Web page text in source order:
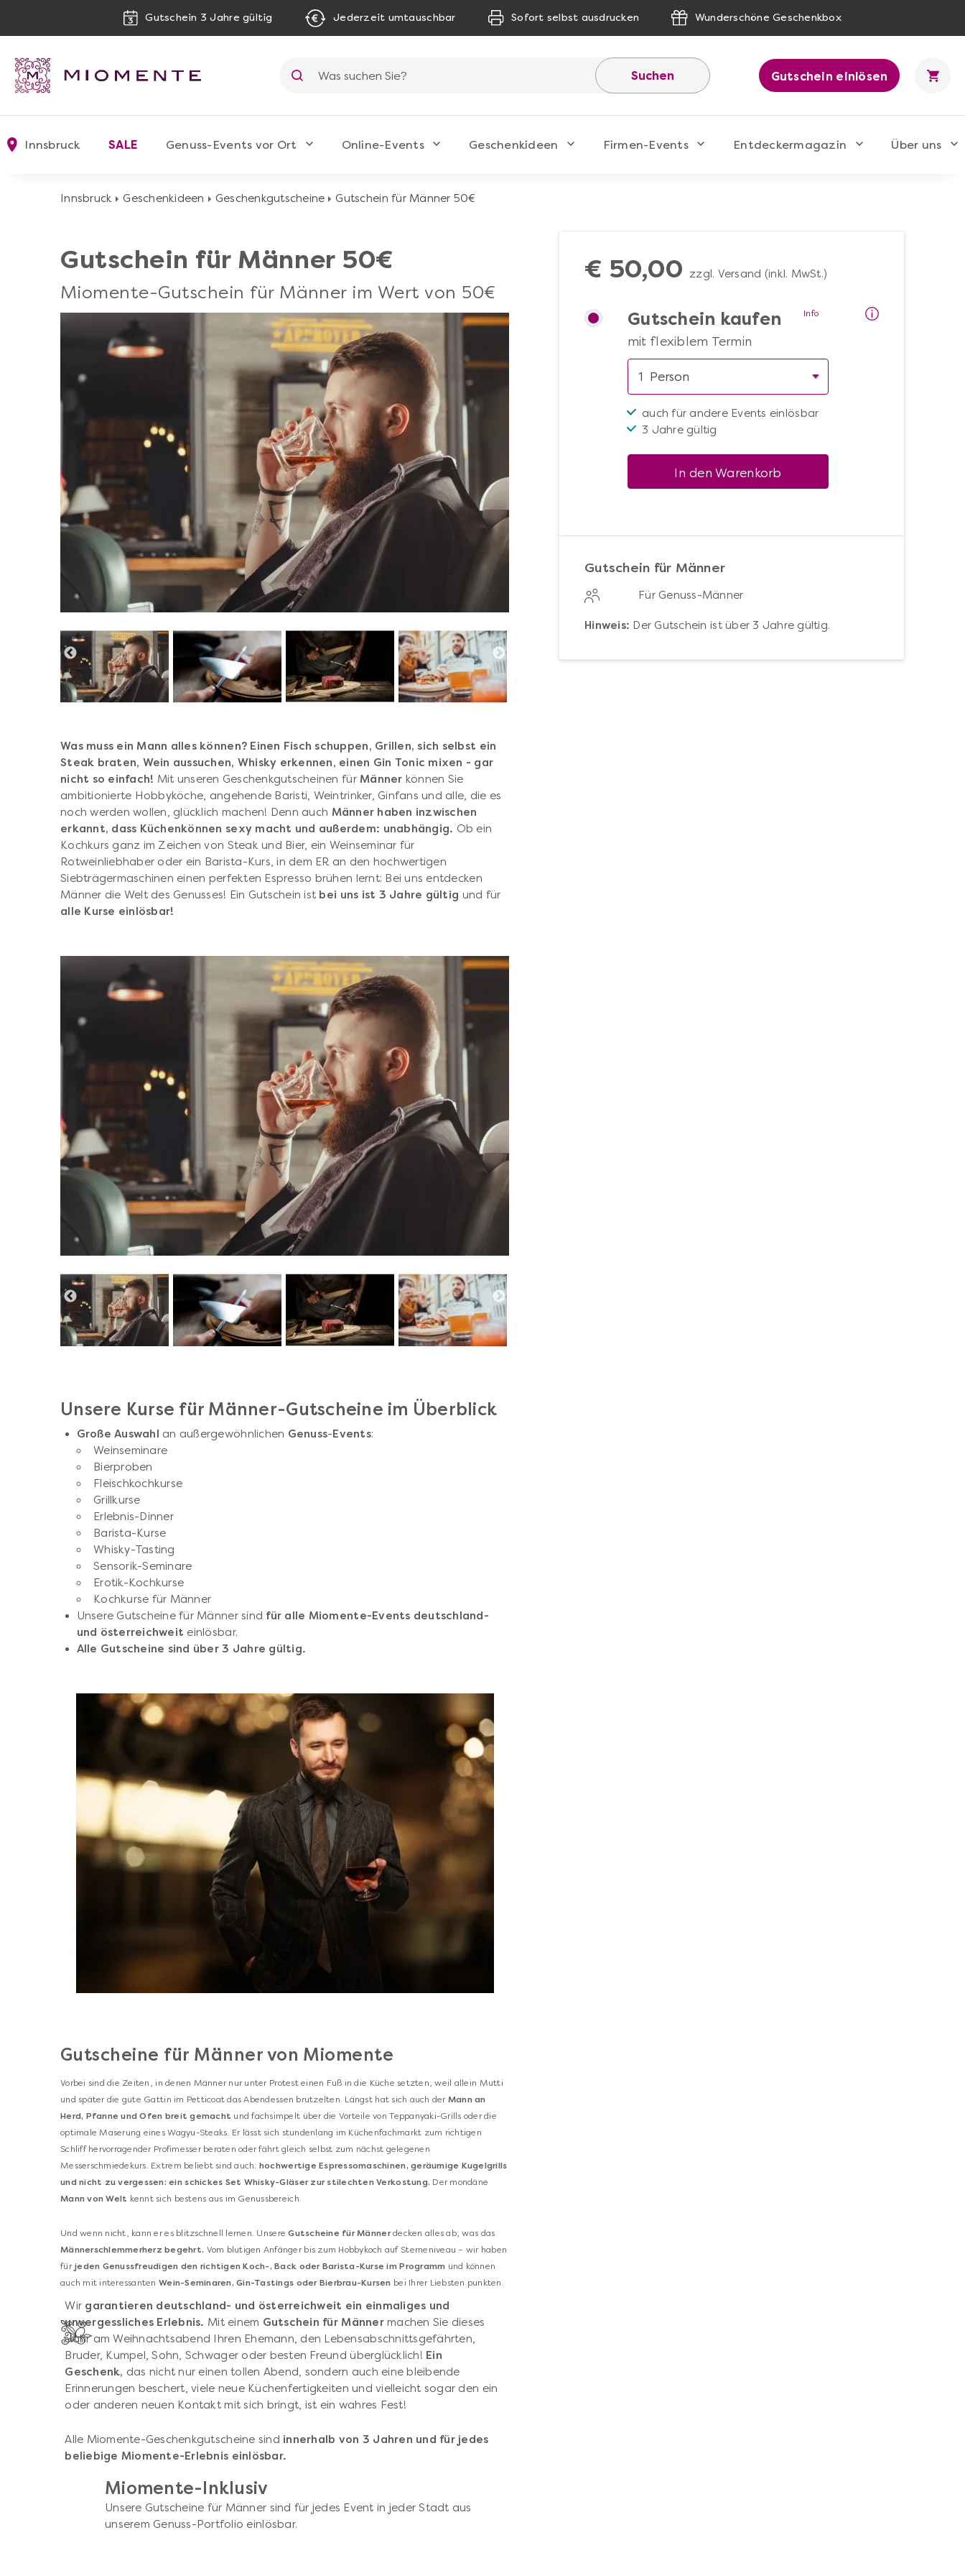
Gutschein 3 Jahre gültig Jederzeit umtauschbar Sofort selbst ausdrucken Wunderschöne Geschenkbox
Suchen Gutschein einlösen
Innsbruck SALE Genuss-Events vor Ort Online-Events Geschenkideen Firmen-Events Entdeckermagazin Über uns
Innsbruck Geschenkideen Geschenkgutscheine Gutschein für Männer 50€
Gutschein für Männer 50€
Miomente-Gutschein für Männer im Wert von 50€
Was muss ein Mann alles können? Einen Fisch schuppen, Grillen, sich selbst ein
Steak braten, Wein aussuchen, Whisky erkennen, einen Gin Tonic mixen - gar
nicht so einfach! Mit unseren Geschenkgutscheinen für Männer können Sie
ambitionierte Hobbyköche, angehende Baristi, Weintrinker, Ginfans und alle, die es
noch werden wollen, glücklich machen! Denn auch Männer haben inzwischen
erkannt, dass Küchenkönnen sexy macht und außerdem: unabhängig. Ob ein
Kochkurs ganz im Zeichen von Steak und Bier, ein Weinseminar für
Rotweinliebhaber oder ein Barista-Kurs, in dem ER an den hochwertigen
Siebträgermaschinen einen perfekten Espresso brühen lernt: Bei uns entdecken
Männer die Welt des Genusses! Ein Gutschein ist bei uns ist 3 Jahre gültig und für
alle Kurse einlösbar!
Unsere Kurse für Männer-Gutscheine im Überblick
Große Auswahl an außergewöhnlichen Genuss-Events:
Weinseminare
Bierproben
Fleischkochkurse
Grillkurse
Erlebnis-Dinner
Barista-Kurse
Whisky-Tasting
Sensorik-Seminare
Erotik-Kochkurse
Kochkurse für Männer
Unsere Gutscheine für Männer sind für alle Miomente-Events deutschland-
und österreichweit einlösbar.
Alle Gutscheine sind über 3 Jahre gültig.
Gutscheine für Männer von Miomente
Vorbei sind die Zeiten, in denen Männer nur unter Protest einen Fuß in die Küche setzten, weil allein Mutti
und später die gute Gattin im Petticoat das Abendessen brutzelten. Längst hat sich auch der Mann an
Herd, Pfanne und Ofen breit gemacht und fachsimpelt über die Vorteile von Teppanyaki-Grills oder die
optimale Maserung eines Wagyu-Steaks. Er lässt sich stundenlang im Küchenfachmarkt zum richtigen
Schliff hervorragender Profimesser beraten oder fährt gleich selbst zum nächst gelegenen
Messerschmiedekurs. Extrem beliebt sind auch: hochwertige Espressomaschinen, geräumige Kugelgrills
und nicht zu vergessen: ein schickes Set Whisky-Gläser zur stilechten Verkostung. Der mondäne
Mann von Welt kennt sich bestens aus im Genussbereich.
Und wenn nicht, kann er es blitzschnell lernen. UnsereGutscheine für Männerdecken alles ab, was das
Männerschlemmerherz begehrt. Vom blutigen Anfänger bis zum Hobbykoch auf Sterneniveau – wir haben
für jeden Genussfreudigen den richtigen Koch-, Back oder Barista-Kurse im Programm und können
auch mit interessanten Wein-Seminaren, Gin-Tastings oder Bierbrau-Kursen bei Ihrer Liebsten punkten.
Wir garantieren deutschland- und österreichweit ein einmaliges und
unvergessliches Erlebnis. Mit einem Gutschein für Männermachen Sie dieses
Jahr am Weihnachtsabend Ihren Ehemann, den Lebensabschnittsgefährten,
Bruder, Kumpel, Sohn, Schwager oder besten Freund überglücklich! Ein
Geschenk, das nicht nur einen tollen Abend, sondern auch eine bleibende
Erinnerungen beschert, viele neue Küchenfertigkeiten und vielleicht sogar den ein
oder anderen neuen Kontakt mit sich bringt, ist ein wahres Fest!
Alle Miomente-Geschenkgutscheine sind innerhalb von 3 Jahren und für jedes
beliebige Miomente-Erlebnis einlösbar.
Miomente-Inklusiv
Unsere Gutscheine für Männer sind für jedes Event in jeder Stadt aus
unserem Genuss-Portfolio einlösbar.
€ 50,00 zzgl. Versand (inkl. MwSt.)
Gutschein kaufen
mit flexiblem Termin
auch für andere Events einlösbar
3 Jahre gültig
In den Warenkorb
Info
Gutschein für Männer
Für Genuss-Männer
Hinweis: Der Gutschein ist über 3 Jahre gültig.